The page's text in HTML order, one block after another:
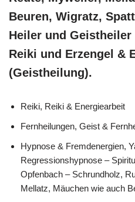
Beuren, Wigratz,
Heiler und
Reiki und Erzengel &
(Geistheilung).
Reiki, Reiki & Energiearbeit
Fernheilungen, Geist &
Hypnose & Fremdenergien,
Regressionshypnose –
Opfenbach – Schrundholz,
Mellatz, Mäuchen wie auch